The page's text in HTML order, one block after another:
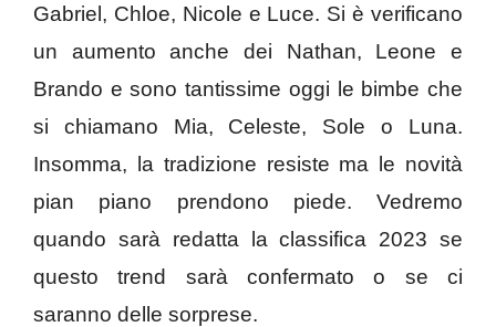
Gabriel, Chloe, Nicole e Luce. Si è verificano
un aumento anche dei Nathan, Leone e
Brando e sono tantissime oggi le bimbe che
si chiamano Mia, Celeste, Sole o Luna.
Insomma, la tradizione resiste ma le novità
pian piano prendono piede. Vedremo
quando sarà redatta la classifica 2023 se
questo trend sarà confermato o se ci
saranno delle sorprese.